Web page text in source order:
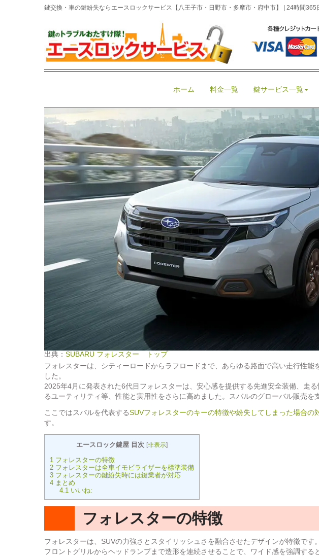
鍵交換・車の鍵紛失ならエースロックサービス【八王子市・日野市・多摩市・府中市】 | 24時間365
ホーム 料金一覧 鍵サービス一覧
> スバルフォレスターのスマートキー紛失トラブ
スバルフォレスターのスマートキー紛失トラ
車の鍵紛失
出典： SUBARU フォレスター トップ
フォレスターは、シティーロードからラフロードまで、あらゆる路面で高い走行性
した。
2025年4月に発表された6代目フォレスターは、安心感を提供する先進安全装備、走
るユーティリティ等、性能と実用性をさらに高めました。スバルのグローバル販売を
ここではスバルを代表するSUVフォレスターのキーの特徴や紛失してしまった場合の
す。
エースロック鍵屋 目次 [非表示]
1 フォレスターの特徴
2 フォレスターは全車イモビライザーを標準装備
3 フォレスターの鍵紛失時には鍵業者が対応
4 まとめ
4.1 いいね:
フォレスターの特徴
フォレスターは、SUVの力強さとスタイリッシュさを融合させたデザインが特徴です。
フロントグリルからヘッドランプまで造形を連続させることで、ワイド感を強調す